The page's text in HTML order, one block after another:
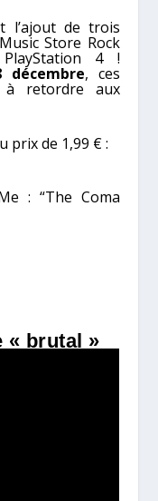
l’ajout de trois
Store Rock
4 !
décembre, ces
à retordre aux
prix de 1,99 € :
: “The Coma
« brutal »